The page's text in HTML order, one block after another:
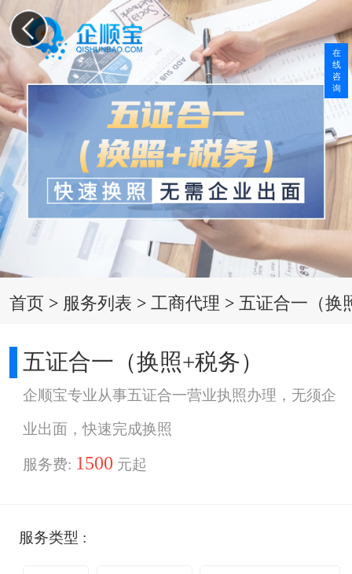
首页 > 服务列表 >工商代理 > 五证合一（换
五证合一（换照+税务）
企顺宝专业从事五证合一营业执照办理，无须企
业出面，快速完成换照
服务费: 1500 元起
服务类型 :
在
线
咨
询